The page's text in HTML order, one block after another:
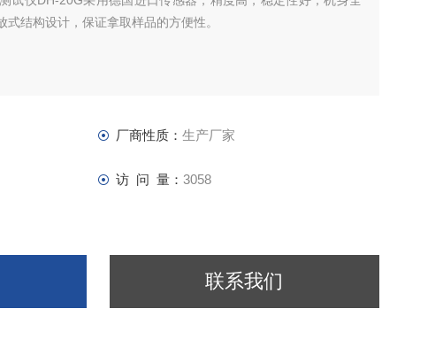
结构设计，保证拿取样品的方便性。
厂商性质： 生产厂家
访 问 量： 3058
联系我们